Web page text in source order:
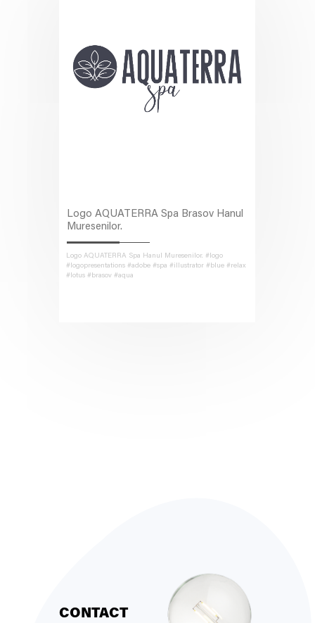
Logo AQUATERRA Spa Brasov Hanul
Muresenilor.
Logo AQUATERRA Spa Hanul Muresenilor. #logo
#logopresentations #adobe #spa #illustrator #blue #relax
#lotus #brasov #aqua
CONTACT